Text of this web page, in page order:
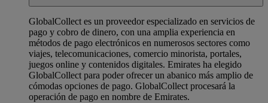
GlobalCollect es un proveedor especializado en servicios de
pago y cobro de dinero, con una amplia experiencia en
métodos de pago electrónicos en numerosos sectores como
viajes, telecomunicaciones, comercio minorista, portales,
juegos online y contenidos digitales. Emirates ha elegido
GlobalCollect para poder ofrecer un abanico más amplio de
cómodas opciones de pago. GlobalCollect procesará la
operación de pago en nombre de Emirates.